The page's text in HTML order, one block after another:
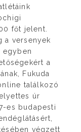
főt jelent.
a versenyek
egyben
a
Fukuda
találkozó
úr
es budapesti
végzett